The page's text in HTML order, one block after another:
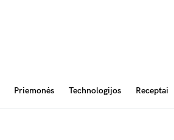
Priemonės Technologijos Receptai